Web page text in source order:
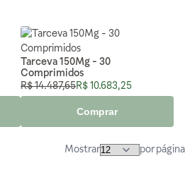
Tarceva 150Mg - 30
Comprimidos
Preço Especial
R$ 10.683,25
Preço Normal
R$ 14.487,65
Comprar
Mostrar por página